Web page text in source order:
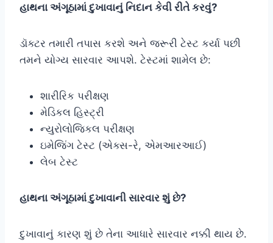
હાથના અંગૂઠામાં દુખાવાનું નિદાન કેવી રીતે કરવું?
ડૉક્ટર તમારી તપાસ કરશે અને જરૂરી ટેસ્ટ કર્યા પછી
તમને યોગ્ય સારવાર આપશે. ટેસ્ટમાં શામેલ છે:
શારીરિક પરીક્ષણ
મેડિકલ હિસ્ટ્રી
ન્યુરોલોજિકલ પરીક્ષણ
ઇમેજિંગ ટેસ્ટ (એક્સ-રે, એમઆરઆઈ)
લેબ ટેસ્ટ
હાથના અંગૂઠામાં દુખાવાની સારવાર શું છે?
દુખાવાનું કારણ શું છે તેના આધારે સારવાર નક્કી થાય છે.